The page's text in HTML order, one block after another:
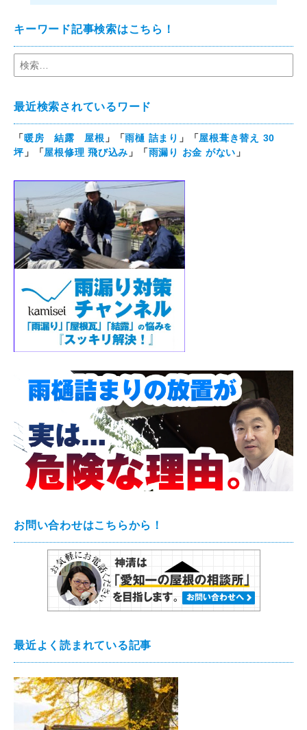
キーワード記事検索はこちら！
最近検索されているワード
「暖房 結露 屋根 」「雨樋 詰まり 」「屋根葺き替え 30
坪」「屋根修理 飛び込み 」「雨漏り お金 がない 」
お問い合わせはこちらから！
最近よく読まれている記事